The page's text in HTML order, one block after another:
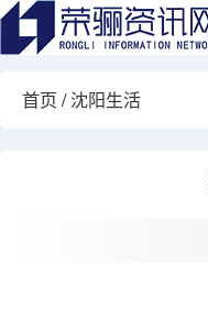
首页 /沈阳生活